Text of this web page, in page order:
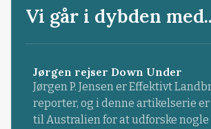
Vi går i dybden
Jørgen rejser Down Under
Jørgen P. Jensen er Effektivt
reporter, og i denne artikelserie
til Australien for at udforske nogle